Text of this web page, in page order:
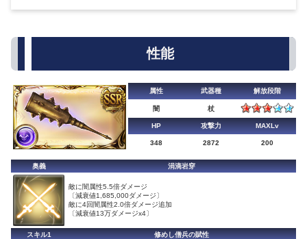
性能
属性 武器種 解放段階
闇 杖
HP 攻撃力 MAXLv
348 2872 200
奥義 涓滴岩穿
敵に闇属性5.5倍ダメージ
〔減衰値1,685,000ダメージ〕
敵に4回闇属性2.0倍ダメージ追加
〔減衰値13万ダメージx4〕
スキル1 修めし僧兵の賦性